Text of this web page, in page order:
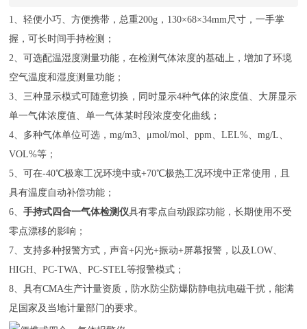
1、轻便小巧、方便携带，总重200g，130×68×34mm尺寸，一手掌
握，可长时间手持检测；
2、可选配温湿度测量功能，在检测气体浓度的基础上，增加了环境
空气温度和湿度测量功能；
3、三种显示模式可随意切换，同时显示4种气体的浓度值、大屏显示
单一气体浓度值、单一气体某时段浓度变化曲线；
4、多种气体单位可选，mg/m3、μmol/mol、ppm、LEL%、mg/L、
VOL%等；
5、可在-40℃极寒工况环境中或+70℃极热工况环境中正常使用，且
具有温度自动补偿功能；
6、手持式四合一气体检测仪具有零点自动跟踪功能，长期使用不受
零点漂移的影响；
7、支持多种报警方式，声音+闪光+振动+屏幕报警，以及LOW、
HIGH、PC-TWA、PC-STEL等报警模式；
8、具有CMA生产计量资质，防水防尘防爆防静电抗电磁干扰，能满
足国家及当地计量部门的要求。